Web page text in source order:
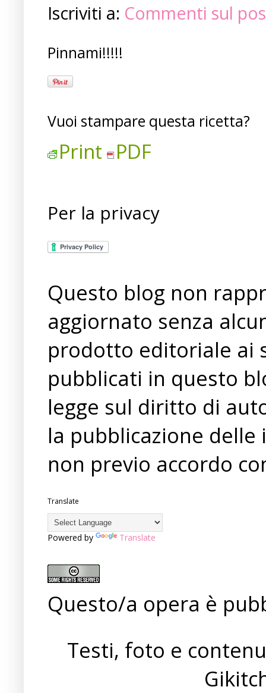
Iscriviti a: Commenti sul
Pinnami!!!!!
Vuoi stampare questa ricetta?
Print PDF
Per la privacy
Questo blog non
aggiornato senza
prodotto editoriale ai
pubblicati in questo
legge sul diritto di
la pubblicazione
non previo accordo
Translate
Powered by Translate
Questo/a opera è
Testi, foto e